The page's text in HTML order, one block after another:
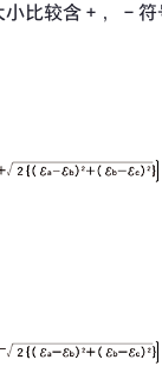
小比较含＋，－符